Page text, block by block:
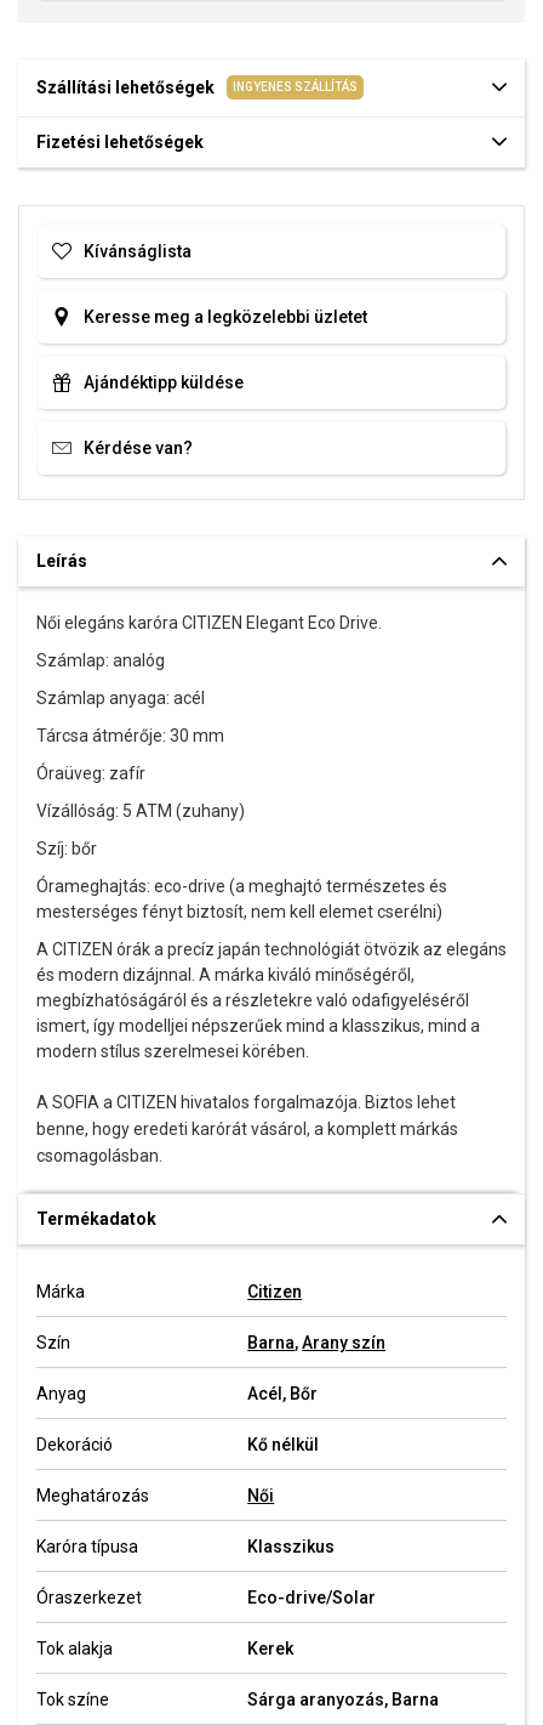
Szállítási lehetőségek INGYENES SZÁLLÍTÁS
Fizetési lehetőségek
Kívánságlista
Keresse meg a legközelebbi üzletet
Ajándéktipp küldése
Kérdése van?
Leírás
Női elegáns karóra CITIZEN Elegant Eco Drive.
Számlap: analóg
Számlap anyaga: acél
Tárcsa átmérője: 30 mm
Óraüveg: zafír
Vízállóság: 5 ATM (zuhany)
Szíj: bőr
Órameghajtás: eco-drive (a meghajtó természetes és
mesterséges fényt biztosít, nem kell elemet cserélni)
A CITIZEN órák a precíz japán technológiát ötvözik az elegáns
és modern dizájnnal. A márka kiváló minőségéről,
megbízhatóságáról és a részletekre való odafigyeléséről
ismert, így modelljei népszerűek mind a klasszikus, mind a
modern stílus szerelmesei körében.
A SOFIA a CITIZEN hivatalos forgalmazója. Biztos lehet
benne, hogy eredeti karórát vásárol, a komplett márkás
csomagolásban.
Termékadatok
Márka Citizen
Szín Barna,Arany szín
Anyag Acél, Bőr
Dekoráció Kő nélkül
Meghatározás Női
Karóra típusa Klasszikus
Óraszerkezet Eco-drive/Solar
Tok alakja Kerek
Tok színe Sárga aranyozás, Barna